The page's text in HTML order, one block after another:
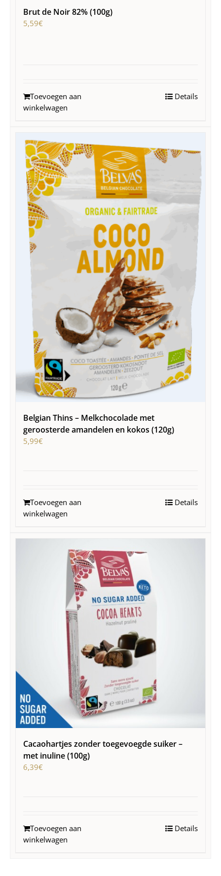
Brut de Noir 82% (100g)
5,59€
Toevoegen aan
winkelwagen
Details
Belgian Thins – Melkchocolade met
geroosterde amandelen en kokos (120g)
5,99€
Toevoegen aan
winkelwagen
Details
Cacaohartjes zonder toegevoegde suiker –
met inuline (100g)
6,39€
Toevoegen aan
winkelwagen
Details